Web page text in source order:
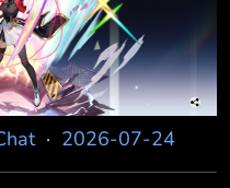
續存歡愉艦隊了 沒想到
感覺很久沒抽這麼好
· 2026-07-24